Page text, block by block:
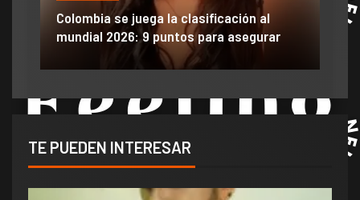
Colombia se juega la clasificación al
mundial 2026: 9 puntos para asegurar
TE PUEDEN INTERESAR